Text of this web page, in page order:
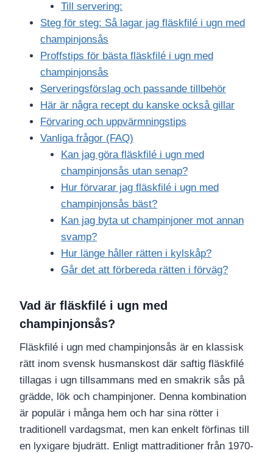
Till servering:
Steg för steg: Så lagar jag fläskfilé i ugn med
champinjonsås
Proffstips för bästa fläskfilé i ugn med
champinjonsås
Serveringsförslag och passande tillbehör
Här är några recept du kanske också gillar
Förvaring och uppvärmningstips
Vanliga frågor (FAQ)
Kan jag göra fläskfilé i ugn med
champinjonsås utan senap?
Hur förvarar jag fläskfilé i ugn med
champinjonsås bäst?
Kan jag byta ut champinjoner mot annan
svamp?
Hur länge håller rätten i kylskåp?
Går det att förbereda rätten i förväg?
Vad är fläskfilé i ugn med
champinjonsås?
Fläskfilé i ugn med champinjonsås är en klassisk
rätt inom svensk husmanskost där saftig fläskfilé
tillagas i ugn tillsammans med en smakrik sås på
grädde, lök och champinjoner. Denna kombination
är populär i många hem och har sina rötter i
traditionell vardagsmat, men kan enkelt förfinas till
en lyxigare bjudrätt. Enligt mattraditioner från 1970-